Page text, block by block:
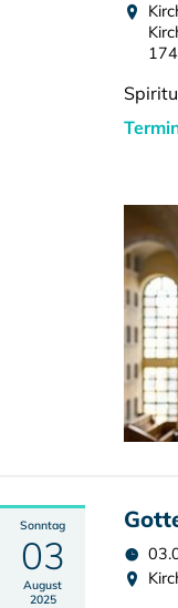
Sonntag
03
August
2025